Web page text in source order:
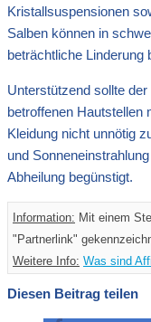
Kristallsuspensionen
Salben können in
beträchtliche Linderung
Unterstützend sollte
betroffenen Hautstellen
Kleidung nicht unnötig
und
Abheilung begünstigt.
Information: Mit einem
"Partnerlink"
Weitere Info: Was sind
Diesen Beitrag teilen